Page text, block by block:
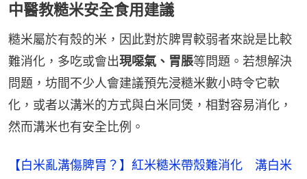
中醫教糙米安全食用建議
糙米屬於有殼的米，因此對於脾胃較弱者來說是比較
難消化，多吃或會出現噁氣、胃脹等問題。若想解決
問題，坊間不少人會建議預先浸糙米數小時令它軟
化，或者以溝米的方式與白米同煲，相對容易消化，
然而溝米也有安全比例。
【白米亂溝傷脾胃？】紅米糙米帶殼難消化　溝白米